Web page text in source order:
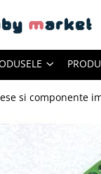
si componente